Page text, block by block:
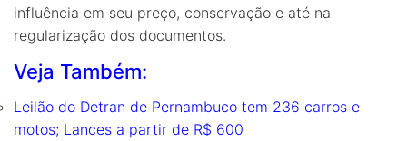
influência em seu preço, conservação e até na
regularização dos documentos.
Veja Também:
Leilão do Detran de Pernambuco tem 236 carros e
motos; Lances a partir de R$ 600